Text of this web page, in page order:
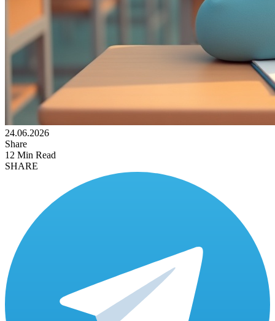
24.06.2026
Share
12 Min Read
SHARE